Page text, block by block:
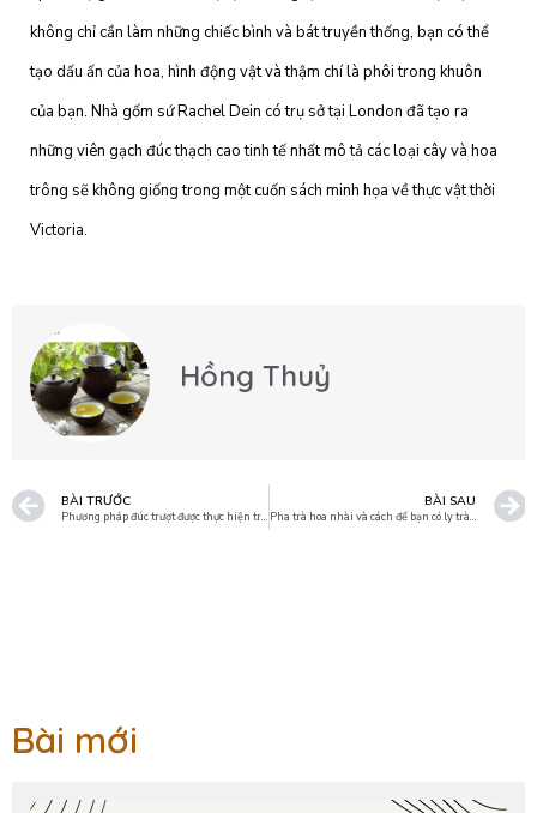
không chỉ cần làm những chiếc bình và bát truyền thống, bạn có thể
tạo dấu ấn của hoa, hình động vật và thậm chí là phôi trong khuôn
của bạn. Nhà gốm sứ Rachel Dein có trụ sở tại London đã tạo ra
những viên gạch đúc thạch cao tinh tế nhất mô tả các loại cây và hoa
trông sẽ không giống trong một cuốn sách minh họa về thực vật thời
Victoria.
Hồng Thuỷ
BÀI TRƯỚC
Phương pháp đúc trượt được thực hiện trong sản xuất đồ gốm sứ.
BÀI SAU
Pha trà hoa nhài và cách để bạn có ly trà thật thơm ngon
Bài mới